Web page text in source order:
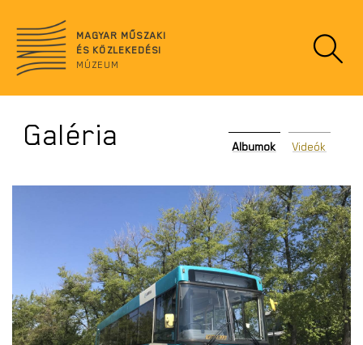
tartalomra
data
MAGYAR MŰSZAKI
ÉS KÖZLEKEDÉSI
MÚZEUM
Galéria Albumok Videók
POLARIS